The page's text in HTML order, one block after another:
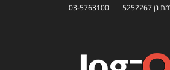
03-5763100